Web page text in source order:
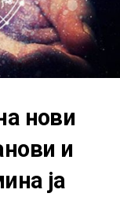
нови
и
ја